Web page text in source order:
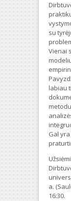
su
Vienai
labiau
Gal
a.
16:30.